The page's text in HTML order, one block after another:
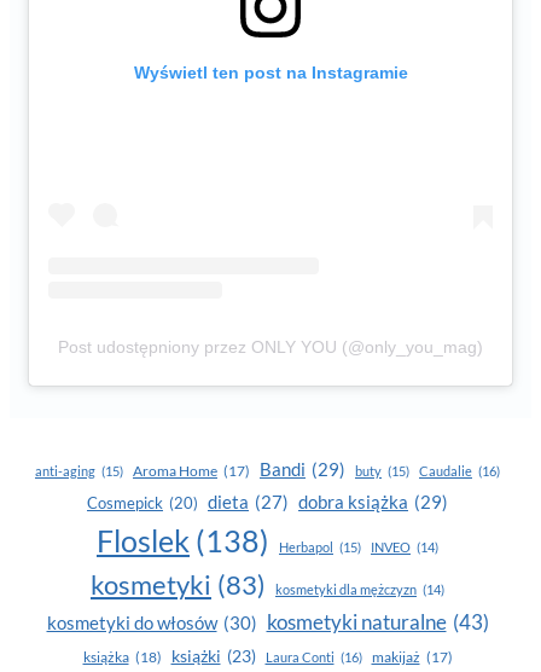
Wyświetl ten post na Instagramie
Post udostępniony przez ONLY YOU (@only_you_mag)
anti-aging (15) Aroma Home (17) Bandi (29) buty (15) Caudalie (16)
Cosmepick (20) dieta (27) dobra książka (29)
Floslek (138) Herbapol (15) INVEO (14)
kosmetyki (83) kosmetyki dla mężczyzn (14)
kosmetyki do włosów (30) kosmetyki naturalne (43)
książka (18) książki (23) Laura Conti (16) makijaż (17)